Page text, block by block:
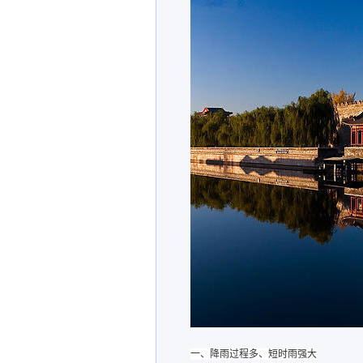
一、 降雨过程多、短时雨强大